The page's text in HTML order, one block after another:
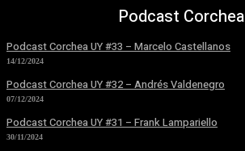
Podcast Corchea
Podcast Corchea UY #33 – Marcelo Castellanos
14/12/2024
Podcast Corchea UY #32 – Andrés Valdenegro
07/12/2024
Podcast Corchea UY #31 – Frank Lampariello
30/11/2024